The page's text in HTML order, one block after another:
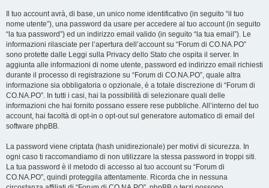
Il tuo account avrà, di base, un unico nome identificativo (in seguito “il tuo
nome utente”), una password da usare per accedere al tuo account (in seguito
“la tua password”) ed un indirizzo email valido (in seguito “la tua email”). Le
informazioni rilasciate per l’apertura dell’account su “Forum di CO.NA.PO”
sono protette dalle Leggi sulla Privacy dello Stato che ospita il server. In
aggiunta alle informazioni di nome utente, password ed indirizzo email richiesti
durante il processo di registrazione su “Forum di CO.NA.PO”, quale altra
informazione sia obbligatoria o opzionale, è a totale discrezione di “Forum di
CO.NA.PO”. In tutti i casi, hai la possibilità di selezionare quali delle
informazioni che hai fornito possano essere rese pubbliche. All’interno del tuo
account, hai facoltà di opt-in o opt-out sul generatore automatico di email del
software phpBB.
La password viene criptata (hash unidirezionale) per motivi di sicurezza. In
ogni caso ti raccomandiamo di non utilizzare la stessa password in troppi siti.
La tua password è il metodo di accesso al tuo account su “Forum di
CO.NA.PO”, quindi proteggila attentamente. Ricorda che in nessuna